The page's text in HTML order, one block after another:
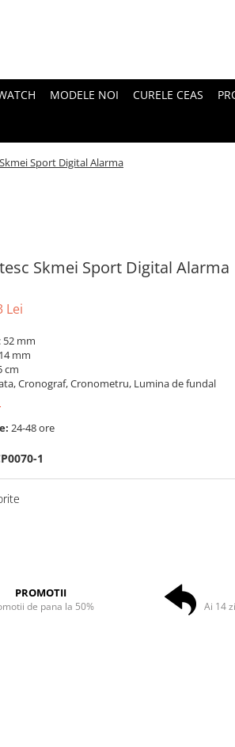
MODELE NOI CURELE CEAS
Sport Digital Alarma
Skmei Sport Digital Alarma
Lei
52 mm
mm
cm
Cronograf, Cronometru, Lumina de fundal
24-48 ore
1
PROMOTII
de pana la 50% Ai 14